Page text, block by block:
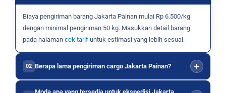
Biaya pengiriman barang Jakarta Painan mulai Rp 6.500/kg
dengan minimal pengiriman 50 kg. Masukkan detail barang
pada halaman cek tarif untuk estimasi yang lebih sesuai.
02 Berapa lama pengiriman cargo Jakarta Painan?